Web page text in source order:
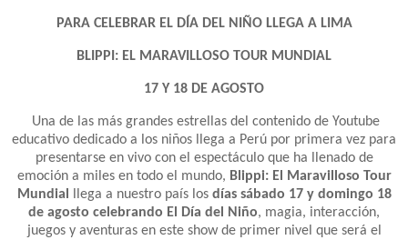
PARA CELEBRAR EL DÍA DEL NIÑO LLEGA A LIMA
BLIPPI: EL MARAVILLOSO TOUR MUNDIAL
17 Y 18 DE AGOSTO
Una de las más grandes estrellas del contenido de Youtube
educativo dedicado a los niños llega a Perú por primera vez para
presentarse en vivo con el espectáculo que ha llenado de
emoción a miles en todo el mundo, Blippi: El Maravilloso Tour
Mundial llega a nuestro país losdías sábado 17 y domingo 18
de agosto celebrando El Día del Niño, magia, interacción,
juegos y aventuras en este show de primer nivel que será el